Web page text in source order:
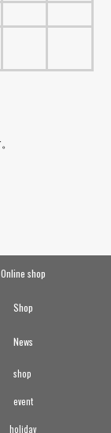
Online shop
Shop
News
shop
event
holiday